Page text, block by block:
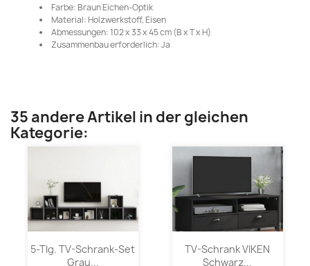
Farbe: Braun Eichen-Optik
Material: Holzwerkstoff, Eisen
Abmessungen: 102 x 33 x 45 cm (B x T x H)
Zusammenbau erforderlich: Ja
35 andere Artikel in der gleichen
Kategorie:
5-Tlg. TV-Schrank-Set
Grau...
TV-Schrank VIKEN
Schwarz...